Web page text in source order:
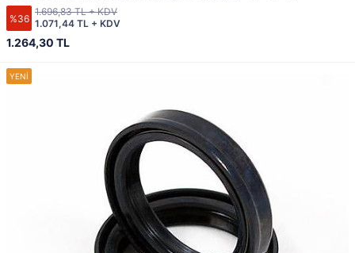
%36
1.264,30 TL
1.071,44 TL + KDV
1.696,83 TL + KDV